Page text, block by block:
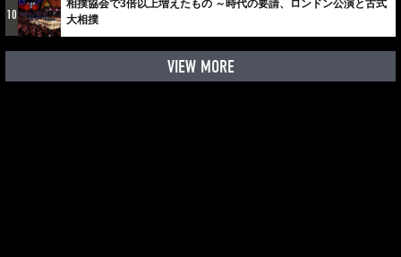
10
相撲協会で3倍以上増えたもの ～時代の要請、ロンドン公演と古式
大相撲
VIEW MORE